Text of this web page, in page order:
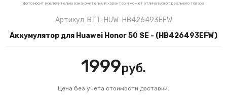
фото носит исключительно ознакомительный характер и может отличаться от реального товара
Артикул: BTT-HUW-HB426493EFW
Аккумулятор для Huawei Honor 50 SE - (HB426493EFW)
1999руб.
Цена без учета стоимости доставки.